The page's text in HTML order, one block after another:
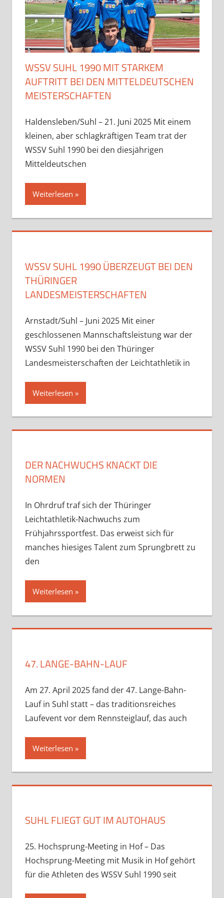
WSSV SUHL 1990 MIT STARKEM
AUFTRITT BEI DEN MITTELDEUTSCHEN
MEISTERSCHAFTEN
Haldensleben/Suhl – 21. Juni 2025 Mit einem
kleinen, aber schlagkräftigen Team trat der
WSSV Suhl 1990 bei den diesjährigen
Mitteldeutschen
Weiterlesen
WSSV SUHL 1990 ÜBERZEUGT BEI DEN
THÜRINGER
LANDESMEISTERSCHAFTEN
Arnstadt/Suhl – Juni 2025 Mit einer
geschlossenen Mannschaftsleistung war der
WSSV Suhl 1990 bei den Thüringer
Landesmeisterschaften der Leichtathletik in
Weiterlesen
DER NACHWUCHS KNACKT DIE
NORMEN
In Ohrdruf traf sich der Thüringer
Leichtathletik-Nachwuchs zum
Frühjahrssportfest. Das erweist sich für
manches hiesiges Talent zum Sprungbrett zu
den
Weiterlesen
47. LANGE-BAHN-LAUF
Am 27. April 2025 fand der 47. Lange-Bahn-
Lauf in Suhl statt – das traditionsreiches
Laufevent vor dem Rennsteiglauf, das auch
Weiterlesen
SUHL FLIEGT GUT IM AUTOHAUS
25. Hochsprung-Meeting in Hof – Das
Hochsprung-Meeting mit Musik in Hof gehört
für die Athleten des WSSV Suhl 1990 seit